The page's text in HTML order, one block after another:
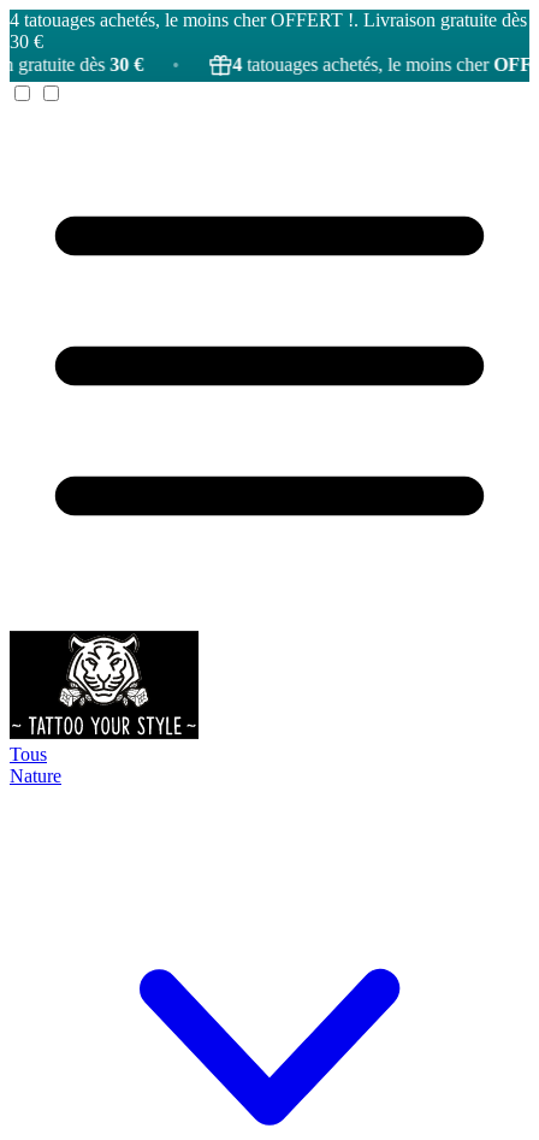
4 tatouages achetés, le moins cher OFFERT !. Livraison gratuite dès
30 €
€
• 4tatouages achetés, le moins cherOFFERT! •
Tous
Nature